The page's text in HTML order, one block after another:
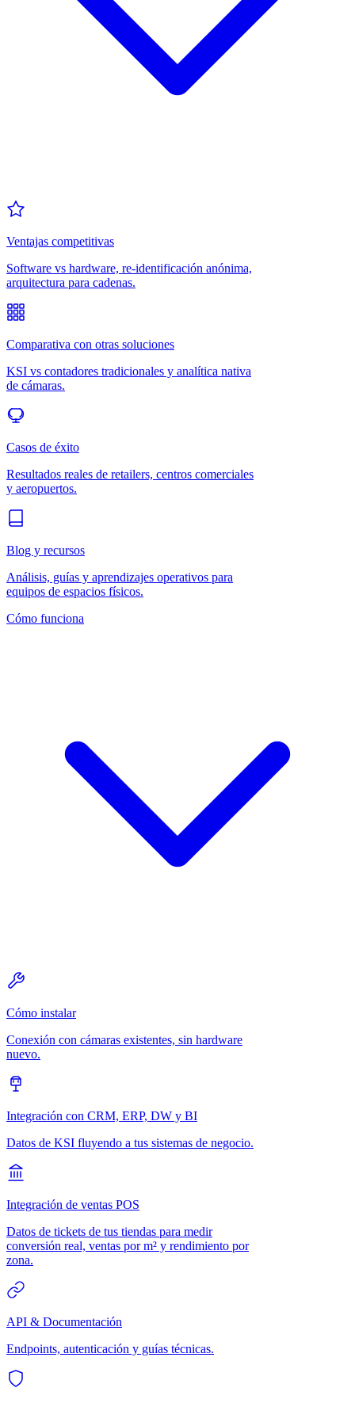
Ventajas competitivas
Software vs hardware, re-identificación anónima,
arquitectura para cadenas.
Comparativa con otras soluciones
KSI vs contadores tradicionales y analítica nativa
de cámaras.
Casos de éxito
Resultados reales de retailers, centros comerciales
y aeropuertos.
Blog y recursos
Análisis, guías y aprendizajes operativos para
equipos de espacios físicos.
Cómo funciona
Cómo instalar
Conexión con cámaras existentes, sin hardware
nuevo.
Integración con CRM, ERP, DW y BI
Datos de KSI fluyendo a tus sistemas de negocio.
Integración de ventas POS
Datos de tickets de tus tiendas para medir
conversión real, ventas por m² y rendimiento por
zona.
API & Documentación
Endpoints, autenticación y guías técnicas.